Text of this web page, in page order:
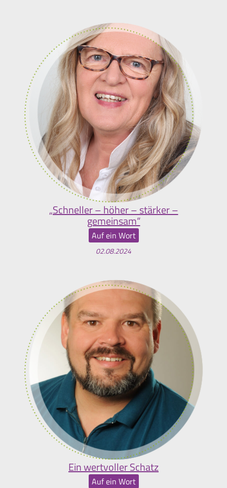
„Schneller – höher – stärker –
gemeinsam“
Auf ein Wort
02.08.2024
Ein wertvoller Schatz
Auf ein Wort